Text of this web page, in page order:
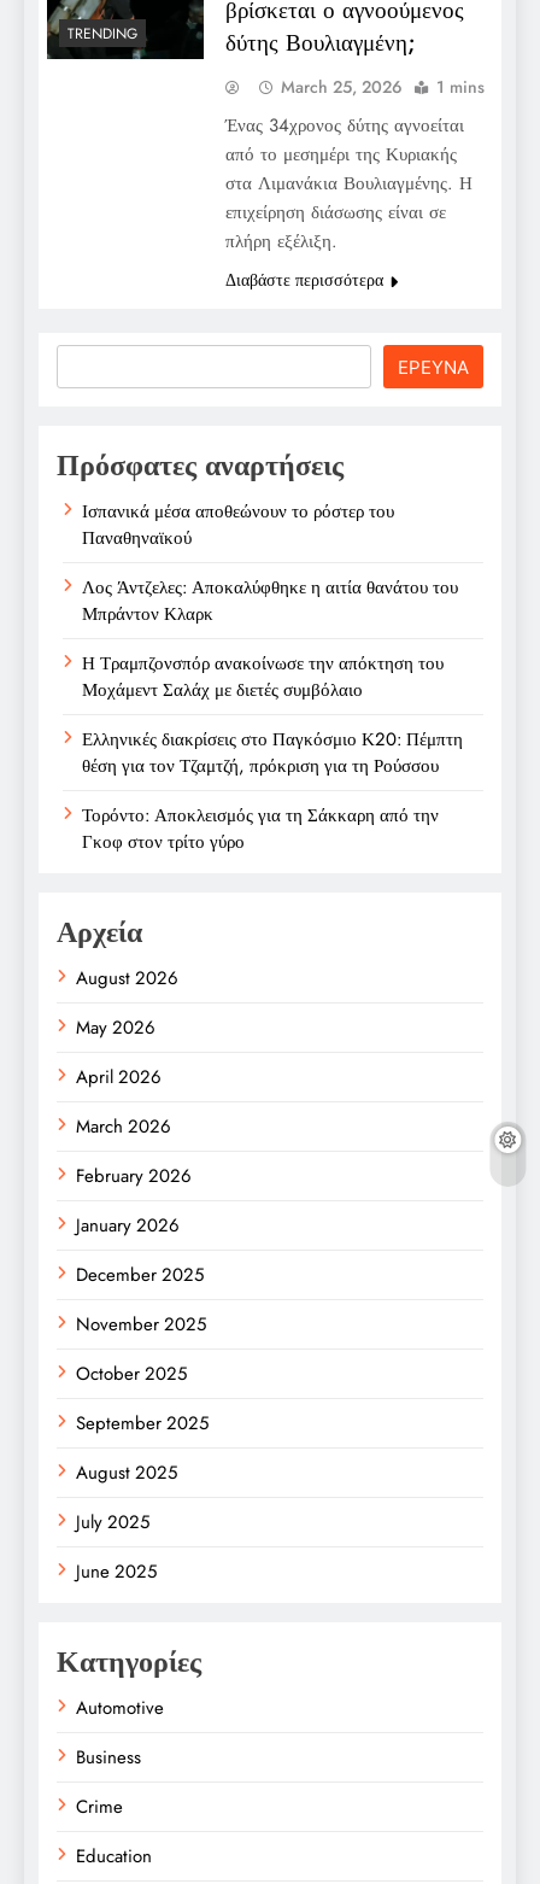
TRENDING
βρίσκεται ο αγνοούμενος
δύτης Βουλιαγμένη;
March 25, 2026 1 mins
Ένας 34χρονος δύτης αγνοείται
από το μεσημέρι της Κυριακής
στα Λιμανάκια Βουλιαγμένης. Η
επιχείρηση διάσωσης είναι σε
πλήρη εξέλιξη.
Διαβάστε περισσότερα
ΕΡΕΥΝΑ
Πρόσφατες αναρτήσεις
Ισπανικά μέσα αποθεώνουν το ρόστερ του
Παναθηναϊκού
Λος Άντζελες: Αποκαλύφθηκε η αιτία θανάτου του
Μπράντον Κλαρκ
Η Τραμπζονσπόρ ανακοίνωσε την απόκτηση του
Μοχάμεντ Σαλάχ με διετές συμβόλαιο
Ελληνικές διακρίσεις στο Παγκόσμιο Κ20: Πέμπτη
θέση για τον Τζαμτζή, πρόκριση για τη Ρούσσου
Τορόντο: Αποκλεισμός για τη Σάκκαρη από την
Γκοφ στον τρίτο γύρο
Αρχεία
August 2026
May 2026
April 2026
March 2026
February 2026
January 2026
December 2025
November 2025
October 2025
September 2025
August 2025
July 2025
June 2025
Κατηγορίες
Automotive
Business
Crime
Education